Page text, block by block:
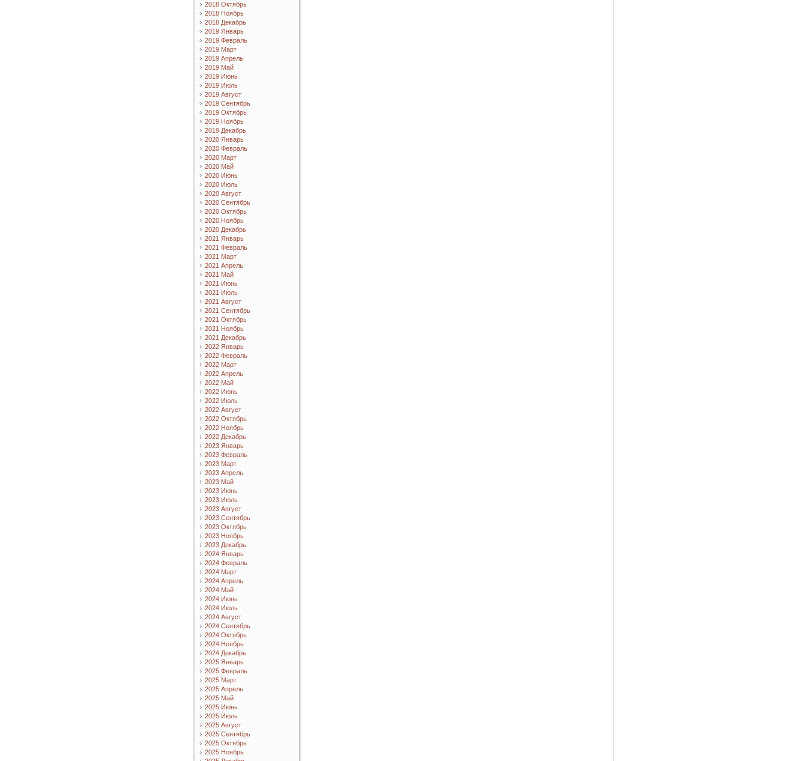
2018 Октябрь
2018 Ноябрь
2018 Декабрь
2019 Январь
2019 Февраль
2019 Март
2019 Апрель
2019 Май
2019 Июнь
2019 Июль
2019 Август
2019 Сентябрь
2019 Октябрь
2019 Ноябрь
2019 Декабрь
2020 Январь
2020 Февраль
2020 Март
2020 Май
2020 Июнь
2020 Июль
2020 Август
2020 Сентябрь
2020 Октябрь
2020 Ноябрь
2020 Декабрь
2021 Январь
2021 Февраль
2021 Март
2021 Апрель
2021 Май
2021 Июнь
2021 Июль
2021 Август
2021 Сентябрь
2021 Октябрь
2021 Ноябрь
2021 Декабрь
2022 Январь
2022 Февраль
2022 Март
2022 Апрель
2022 Май
2022 Июнь
2022 Июль
2022 Август
2022 Октябрь
2022 Ноябрь
2022 Декабрь
2023 Январь
2023 Февраль
2023 Март
2023 Апрель
2023 Май
2023 Июнь
2023 Июль
2023 Август
2023 Сентябрь
2023 Октябрь
2023 Ноябрь
2023 Декабрь
2024 Январь
2024 Февраль
2024 Март
2024 Апрель
2024 Май
2024 Июнь
2024 Июль
2024 Август
2024 Сентябрь
2024 Октябрь
2024 Ноябрь
2024 Декабрь
2025 Январь
2025 Февраль
2025 Март
2025 Апрель
2025 Май
2025 Июнь
2025 Июль
2025 Август
2025 Сентябрь
2025 Октябрь
2025 Ноябрь